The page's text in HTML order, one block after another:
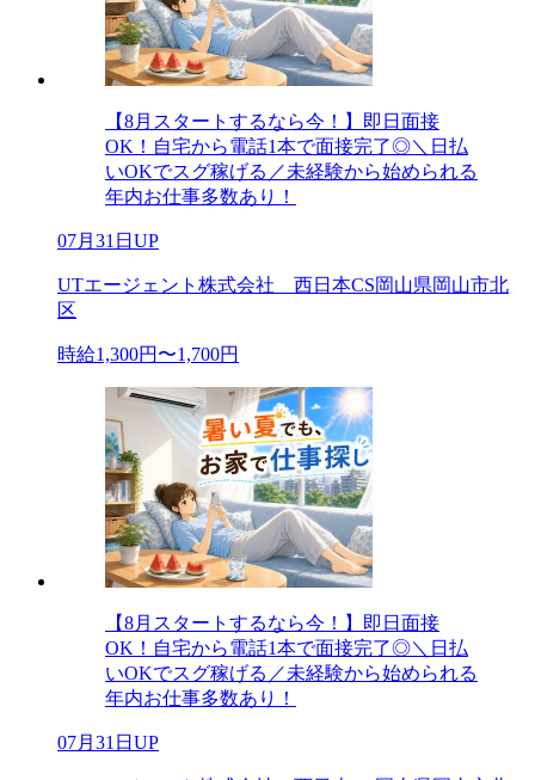
【8月スタートするなら今！】即日面接
OK！自宅から電話1本で面接完了◎＼日払
いOKでスグ稼げる／未経験から始められる
年内お仕事多数あり！
07月31日UP
UTエージェント株式会社 西日本CS岡山県岡山市北
区
時給1,300円〜1,700円
【8月スタートするなら今！】即日面接
OK！自宅から電話1本で面接完了◎＼日払
いOKでスグ稼げる／未経験から始められる
年内お仕事多数あり！
07月31日UP